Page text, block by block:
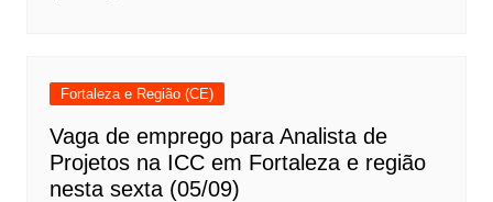
Fortaleza e Região (CE)
Vaga de emprego para Analista de
Projetos na ICC em Fortaleza e região
nesta sexta (05/09)